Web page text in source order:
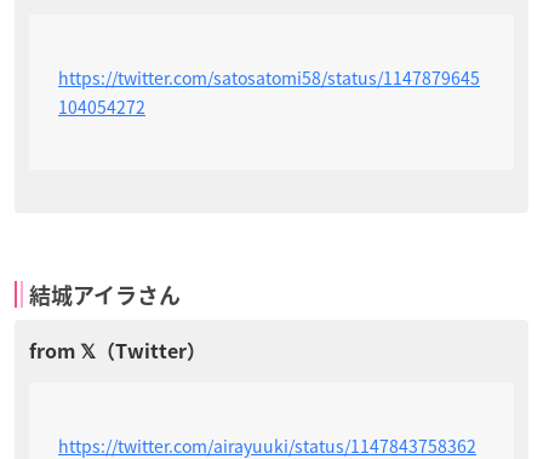
https://twitter.com/satosatomi58/status/1147879645
104054272
結城アイラさん
https://twitter.com/airayuuki/status/1147843758362